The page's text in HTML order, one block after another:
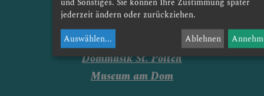
Dommusik St. Pölten
Museum am Dom
und Sonstiges. Sie können Ihre Zustimmung später
jederzeit ändern oder zurückziehen.
Auswählen... Ablehnen